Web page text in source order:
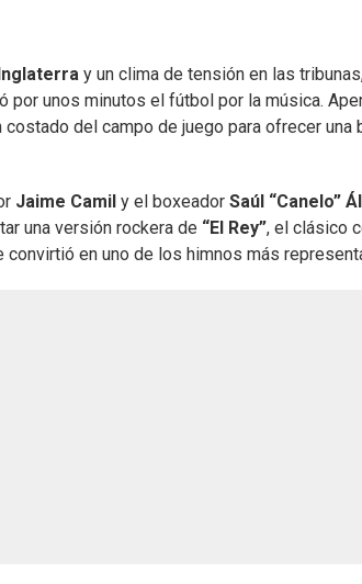
y un clima de tensión en las
por unos minutos el fútbol por la música.
del campo de juego para ofrecer
Jaime Camil y el boxeador Saúl “Canelo”
una versión rockera de “El Rey”, el clásico
en uno de los himnos más